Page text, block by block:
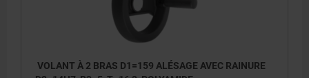
VOLANT À 2 BRAS D1=159 ALÉSAGE AVEC RAINURE